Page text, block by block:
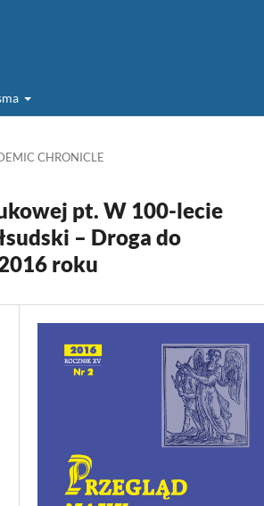
CHRONICLE
pt. W 100-lecie
– Droga do
roku